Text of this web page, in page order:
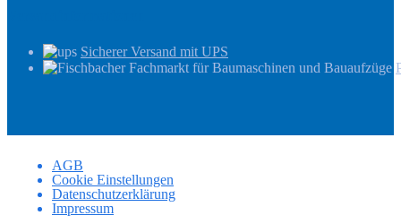
Sicherer Versand mit UPS
AGB
Cookie Einstellungen
Datenschutzerklärung
Impressum